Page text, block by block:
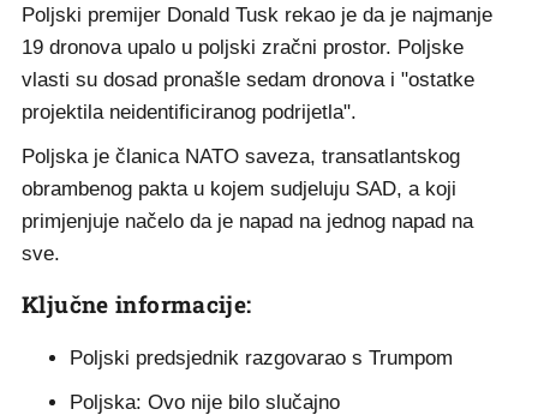
Poljski premijer Donald Tusk rekao je da je najmanje
19 dronova upalo u poljski zračni prostor. Poljske
vlasti su dosad pronašle sedam dronova i "ostatke
projektila neidentificiranog podrijetla".
Poljska je članica NATO saveza, transatlantskog
obrambenog pakta u kojem sudjeluju SAD, a koji
primjenjuje načelo da je napad na jednog napad na
sve.
Ključne informacije:
Poljski predsjednik razgovarao s Trumpom
Poljska: Ovo nije bilo slučajno